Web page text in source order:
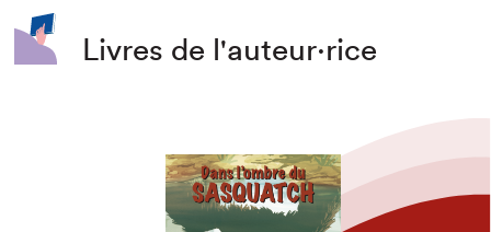
Livres de l'auteur·rice